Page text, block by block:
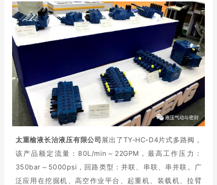
太重榆液长治液压有限公司 展出了TY-HC-D4片式多路阀，
该产品额定流量：80L/min～22GPM，最高工作压力：
350bar～5000psi，回路类型：并联、串联、串并联。广
泛应用在挖掘机、高空作业平台、起重机、装载机、拉臂